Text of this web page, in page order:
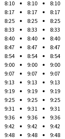
8:10
8:17
8:25
8:33
8:40
8:47
8:54
9:00
9:07
9:13
9:19
9:25
9:31
9:36
9:42
9:48
8:10
8:17
8:25
8:33
8:40
8:47
8:54
9:00
9:07
9:13
9:19
9:25
9:31
9:36
9:42
9:48
8:10
8:17
8:25
8:33
8:40
8:47
8:54
9:00
9:07
9:13
9:19
9:25
9:31
9:36
9:42
9:48